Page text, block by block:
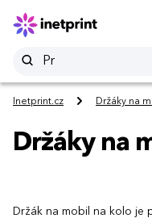
Inetprint.cz Držáky na
Držáky na
Držák na mobil na kolo je